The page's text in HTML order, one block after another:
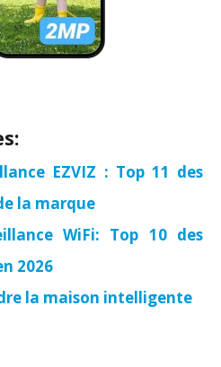
EZVIZ : Top 11 des
la marque
WiFi: Top 10 des
2026
la maison intelligente